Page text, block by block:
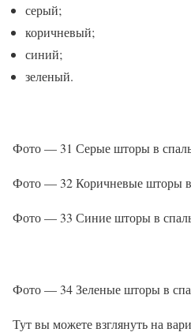
серый;
коричневый;
синий;
зеленый.
Фото — 31 Серые шторы в
Фото — 32 Коричневые шторы
Фото — 33 Синие шторы в
Фото — 34 Зеленые шторы в
Тут вы можете взглянуть на